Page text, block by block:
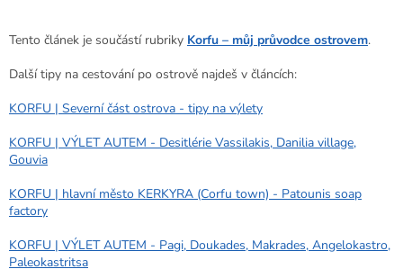
Tento článek je součástí rubriky Korfu – můj průvodce ostrovem.
Další tipy na cestování po ostrově najdeš v článcích:
KORFU | Severní část ostrova - tipy na výlety
KORFU | VÝLET AUTEM - Desitlérie Vassilakis, Danilia village,
Gouvia
KORFU | hlavní město KERKYRA (Corfu town) - Patounis soap
factory
KORFU | VÝLET AUTEM - Pagi, Doukades, Makrades, Angelokastro,
Paleokastritsa